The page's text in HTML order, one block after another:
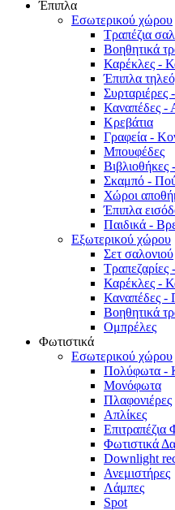
Έπιπλα
Εσωτερικού χώρου
Τραπέζια
Βοηθητικά
Καρέκλες -
Έπιπλα
Συρταριέρες
Καναπέδες -
Κρεβάτια
Γραφεία -
Μπουφέδες
Βιβλιοθήκες
Σκαμπό -
Χώροι
Έπιπλα
Παιδικά -
Εξωτερικού χώρου
Σετ σαλονιού
Τραπεζαρίες
Καρέκλες -
Καναπέδες -
Βοηθητικά
Ομπρέλες
Φωτιστικά
Εσωτερικού χώρου
Πολύφωτα -
Μονόφωτα
Πλαφονιέρες
Απλίκες
Επιτραπέζια
Φωτιστικά
Downlight
Ανεμιστήρες
Λάμπες
Spot